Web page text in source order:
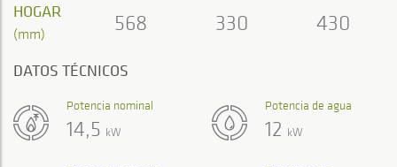
HOGAR
(mm) 568 330 430
DATOS TÉCNICOS
Potencia nominal
14,5 kW
Potencia de agua
12 kW